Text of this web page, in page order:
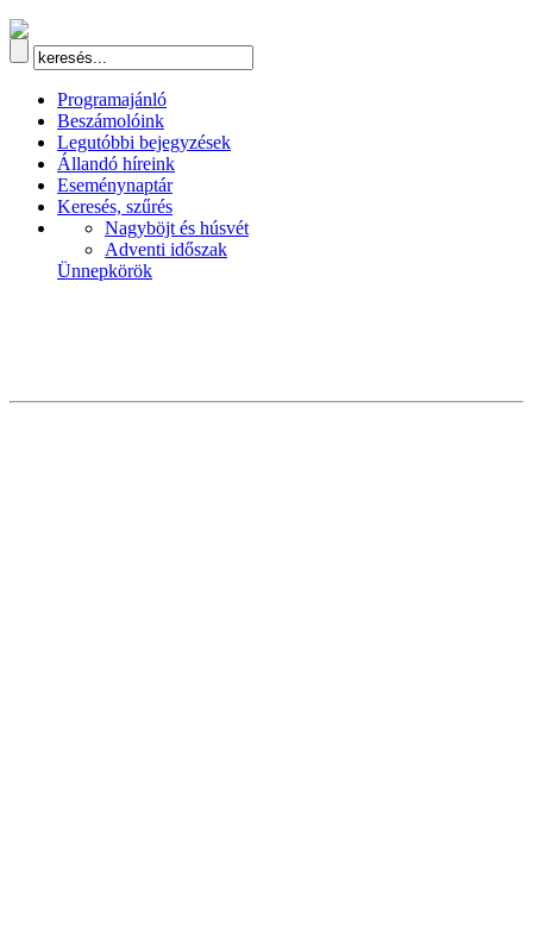
Programajánló
Beszámolóink
Legutóbbi bejegyzések
Állandó híreink
Eseménynaptár
Keresés, szűrés
Nagyböjt és húsvét
Adventi időszak
Ünnepkörök